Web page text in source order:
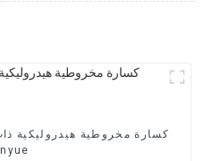
كسارة مخروطية هيدروليكية